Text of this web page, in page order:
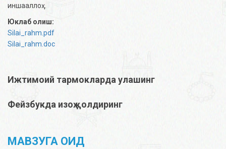
иншааллоҳ.
Юклаб олиш:
Silai_rahm.pdf
Silai_rahm.doc
Ижтимоий тармокларда улашинг
Фейзбукда изоҳ қолдиринг
МАВЗУГА ОИД